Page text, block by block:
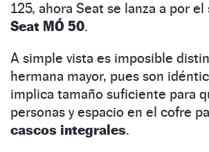
125, ahora Seat se lanza a por
Seat MÓ 50.
A simple vista es imposible
hermana mayor, pues son
implica tamaño suficiente para
personas y espacio en el cofre
cascos integrales.